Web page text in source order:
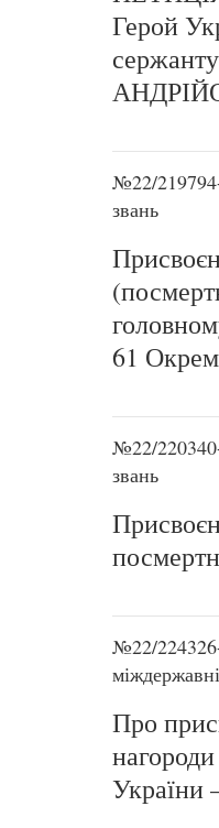
Герой
№22/
звань
61
№22/
звань
№22/
Про
України